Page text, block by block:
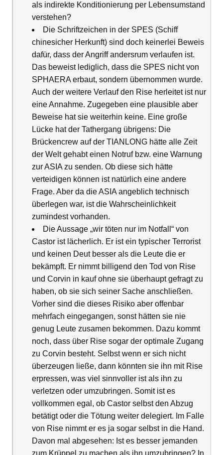
als indirekte Konditionierung per Lebensumstand
verstehen?
Die Schriftzeichen in der SPES (Schiff
chinesicher Herkunft) sind doch keinerlei Beweis
dafür, dass der Angriff andersrum verlaufen ist.
Das beweist lediglich, dass die SPES nicht von
SPHAERA erbaut, sondern übernommen wurde.
Auch der weitere Verlauf den Rise herleitet ist nur
eine Annahme. Zugegeben eine plausible aber
Beweise hat sie weiterhin keine. Eine große
Lücke hat der Tathergang übrigens: Die
Brückencrew auf der TIANLONG hätte alle Zeit
der Welt gehabt einen Notruf bzw. eine Warnung
zur ASIA zu senden. Ob diese sich hätte
verteidigen können ist natürlich eine andere
Frage. Aber da die ASIA angeblich technisch
überlegen war, ist die Wahrscheinlichkeit
zumindest vorhanden.
Die Aussage „wir töten nur im Notfall“ von
Castor ist lächerlich. Er ist ein typischer Terrorist
und keinen Deut besser als die Leute die er
bekämpft. Er nimmt billigend den Tod von Rise
und Corvin in kauf ohne sie überhaupt gefragt zu
haben, ob sie sich seiner Sache anschließen.
Vorher sind die dieses Risiko aber offenbar
mehrfach eingegangen, sonst hätten sie nie
genug Leute zusamen bekommen. Dazu kommt
noch, dass über Rise sogar der optimale Zugang
zu Corvin besteht. Selbst wenn er sich nicht
überzeugen ließe, dann könnten sie ihn mit Rise
erpressen, was viel sinnvoller ist als ihn zu
verletzen oder umzubringen. Somit ist es
vollkommen egal, ob Castor selbst den Abzug
betätigt oder die Tötung weiter delegiert. Im Falle
von Rise nimmt er es ja sogar selbst in die Hand.
Davon mal abgesehen: Ist es besser jemanden